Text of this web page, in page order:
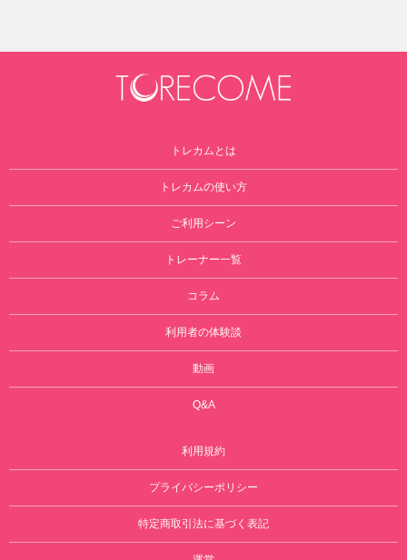
トレカムとは
トレカムの使い方
ご利用シーン
トレーナー一覧
コラム
利用者の体験談
動画
Q&A
利用規約
プライバシーポリシー
特定商取引法に基づく表記